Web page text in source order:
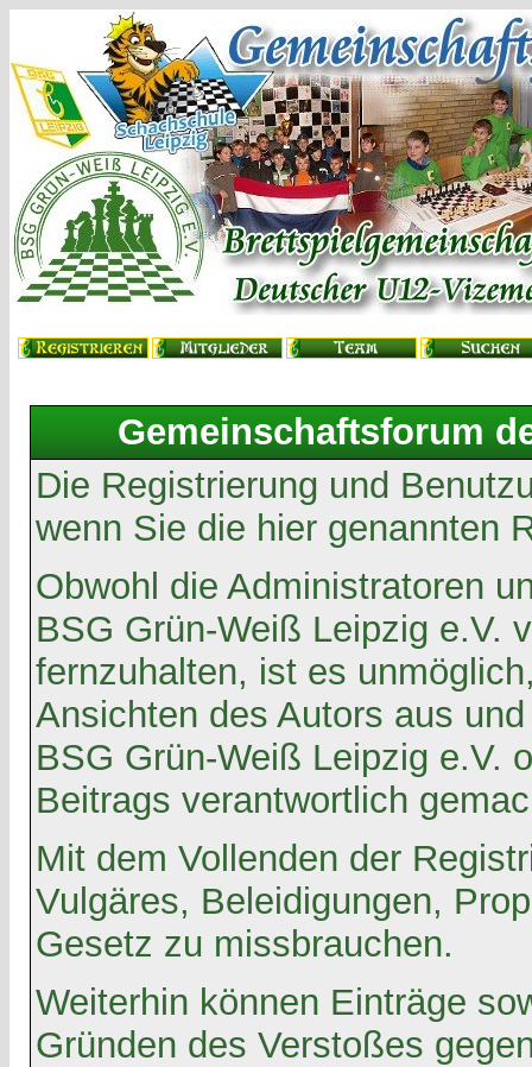
Gemeinschaftsforum
Die Registrierung und
wenn Sie die hier genannten
Obwohl die Administratoren
BSG Grün-Weiß Leipzig e.V.
fernzuhalten, ist es
Ansichten des Autors aus
BSG Grün-Weiß Leipzig e.V.
Beitrags verantwortlich
Mit dem Vollenden der
Vulgäres, Beleidigungen,
Gesetz zu missbrauchen.
Weiterhin können Einträge
Gründen des Verstoßes